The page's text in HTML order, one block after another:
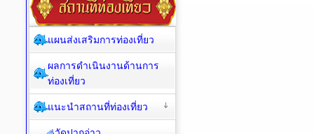
แผนส่งเสริมการท่องเที่ยว
ผลการดำเนินงานด้านการ
ท่องเที่ยว
แนะนำสถานที่ท่องเที่ยว